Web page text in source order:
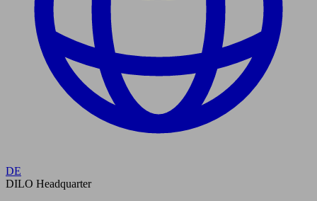
DE
DILO Headquarter